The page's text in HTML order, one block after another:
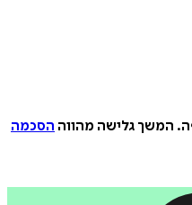
המשך גלישה מהווה הסכמה